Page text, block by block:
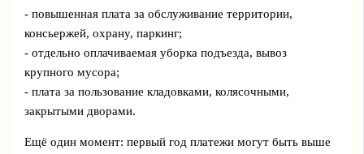
- повышенная плата за обслуживание территории,
консьержей, охрану, паркинг;
- отдельно оплачиваемая уборка подъезда, вывоз
крупного мусора;
- плата за пользование кладовками, колясочными,
закрытыми дворами.
Ещё один момент: первый год платежи могут быть выше